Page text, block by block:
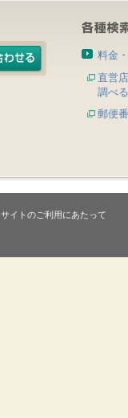
料金
直営
調べる
郵便
サイトのご利用にあたって